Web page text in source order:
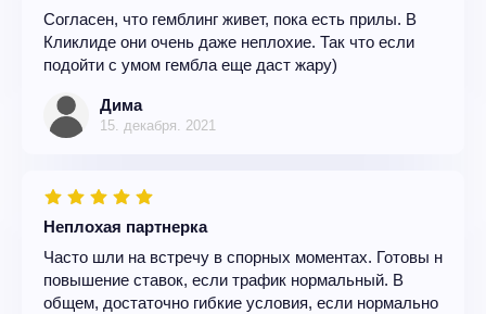
Согласен, что гемблинг живет, пока есть прилы. В
Кликлиде они очень даже неплохие. Так что если
подойти с умом гембла еще даст жару)
Дима
15. декабря. 2021
Неплохая партнерка
Часто шли на встречу в спорных моментах. Готовы н
повышение ставок, если трафик нормальный. В
общем, достаточно гибкие условия, если нормально